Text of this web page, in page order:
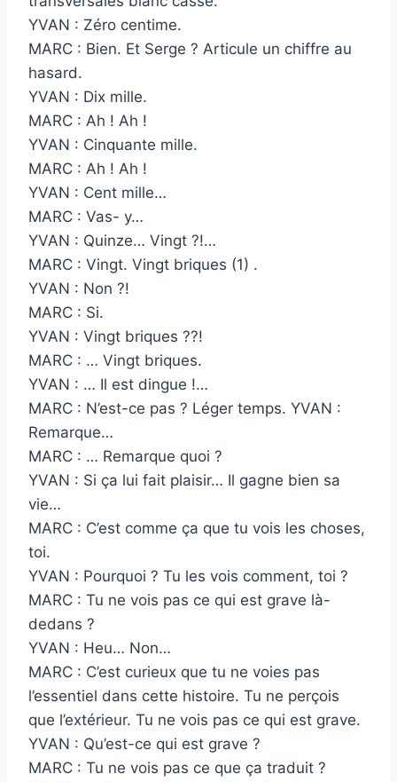
YVAN : Zéro centime.
MARC : Bien. Et Serge ? Articule un chiffre au
hasard.
YVAN : Dix mille.
MARC : Ah ! Ah !
YVAN : Cinquante mille.
MARC : Ah ! Ah !
YVAN : Cent mille…
MARC : Vas- y…
YVAN : Quinze… Vingt ?!…
MARC : Vingt. Vingt briques (1) .
YVAN : Non ?!
MARC : Si.
YVAN : Vingt briques ??!
MARC : … Vingt briques.
YVAN : … Il est dingue !…
MARC : N’est-ce pas ? Léger temps. YVAN :
Remarque…
MARC : … Remarque quoi ?
YVAN : Si ça lui fait plaisir… Il gagne bien sa
vie…
MARC : C’est comme ça que tu vois les choses,
toi.
YVAN : Pourquoi ? Tu les vois comment, toi ?
MARC : Tu ne vois pas ce qui est grave là-
dedans ?
YVAN : Heu… Non…
MARC : C’est curieux que tu ne voies pas
l’essentiel dans cette histoire. Tu ne perçois
que l’extérieur. Tu ne vois pas ce qui est grave.
YVAN : Qu’est-ce qui est grave ?
MARC : Tu ne vois pas ce que ça traduit ?